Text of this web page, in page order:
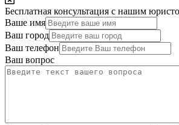
Бесплатная консультация с нашим
Ваше имя
Ваш город
Ваш телефон
Ваш вопрос